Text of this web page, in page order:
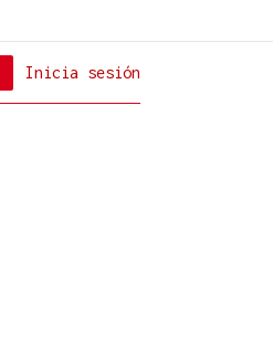
Inicia sesión